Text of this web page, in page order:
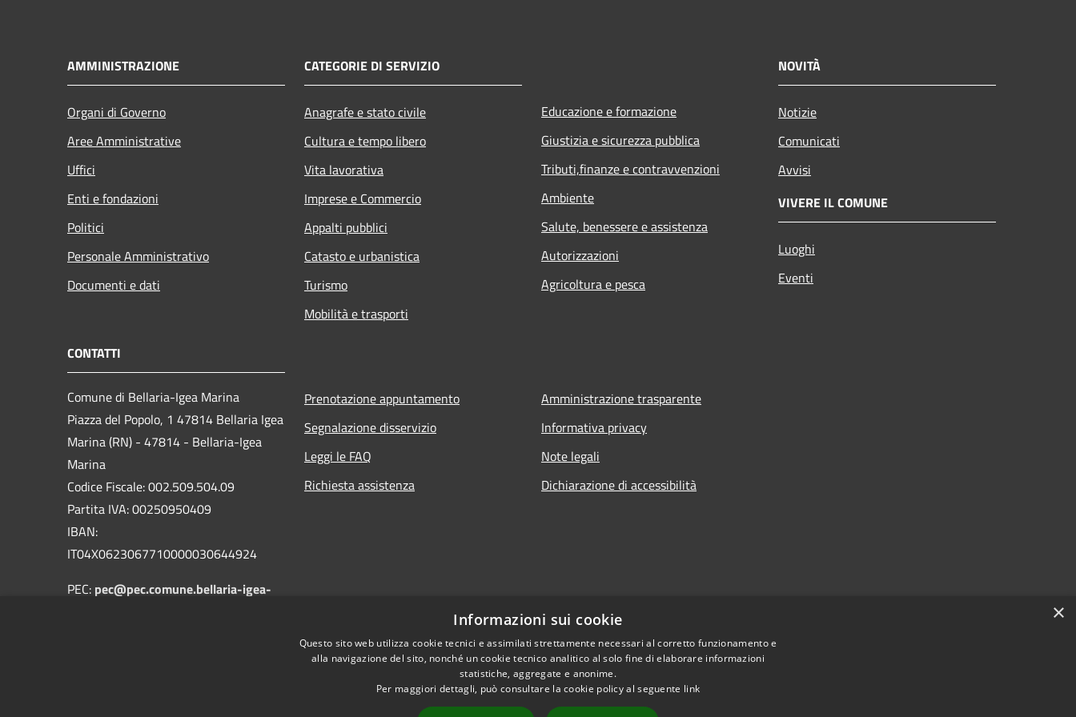
AMMINISTRAZIONE
Organi di Governo
Aree Amministrative
Uffici
Enti e fondazioni
Politici
Personale Amministrativo
Documenti e dati
CATEGORIE DI SERVIZIO
Anagrafe e stato civile
Cultura e tempo libero
Vita lavorativa
Imprese e Commercio
Appalti pubblici
Catasto e urbanistica
Turismo
Mobilità e trasporti
Educazione e formazione
Giustizia e sicurezza pubblica
Tributi,finanze e contravvenzioni
Ambiente
Salute, benessere e assistenza
Autorizzazioni
Agricoltura e pesca
NOVITÀ
Notizie
Comunicati
Avvisi
VIVERE IL COMUNE
Luoghi
Eventi
CONTATTI
Comune di Bellaria-Igea Marina
Piazza del Popolo, 1 47814 Bellaria Igea
Marina (RN) - 47814 - Bellaria-Igea
Marina
Codice Fiscale: 002.509.504.09
Partita IVA: 00250950409
IBAN:
IT04X0623067710000030644924
PEC: pec@pec.comune.bellaria-igea-
Prenotazione appuntamento
Segnalazione disservizio
Leggi le FAQ
Richiesta assistenza
Amministrazione trasparente
Informativa privacy
Note legali
Dichiarazione di accessibilità
×
Informazioni sui cookie
Questo sito web utilizza cookie tecnici e assimilati strettamente necessari al corretto funzionamento e
alla navigazione del sito, nonché un cookie tecnico analitico al solo fine di elaborare informazioni
statistiche, aggregate e anonime.
Per maggiori dettagli, può consultare la cookie policy al seguente link